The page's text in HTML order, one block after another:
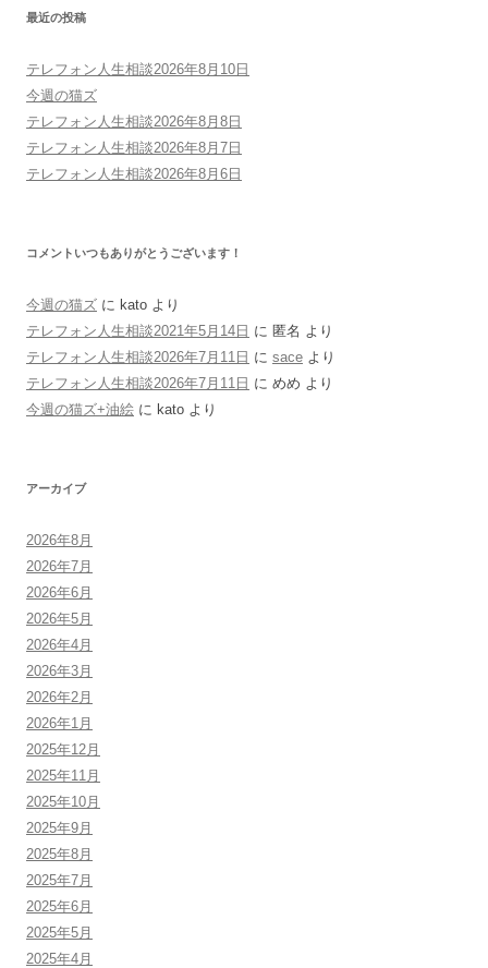
最近の投稿
テレフォン人生相談2026年8月10日
今週の猫ズ
テレフォン人生相談2026年8月8日
テレフォン人生相談2026年8月7日
テレフォン人生相談2026年8月6日
コメントいつもありがとうございます！
今週の猫ズ に kato より
テレフォン人生相談2021年5月14日 に 匿名 より
テレフォン人生相談2026年7月11日 に sace より
テレフォン人生相談2026年7月11日 に めめ より
今週の猫ズ+油絵 に kato より
アーカイブ
2026年8月
2026年7月
2026年6月
2026年5月
2026年4月
2026年3月
2026年2月
2026年1月
2025年12月
2025年11月
2025年10月
2025年9月
2025年8月
2025年7月
2025年6月
2025年5月
2025年4月